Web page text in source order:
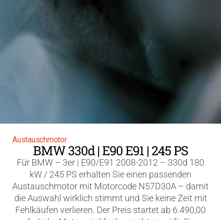
Austauschmotor
BMW 330d | E90 E91 | 245 PS
Für BMW – 3er | E90/E91 2008-2012 – 330d 180
kW / 245 PS erhalten Sie einen passenden
Austauschmotor mit Motorcode N57D30A – damit
die Auswahl wirklich stimmt und Sie keine Zeit mit
Fehlkäufen verlieren. Der Preis startet ab 6.490,00